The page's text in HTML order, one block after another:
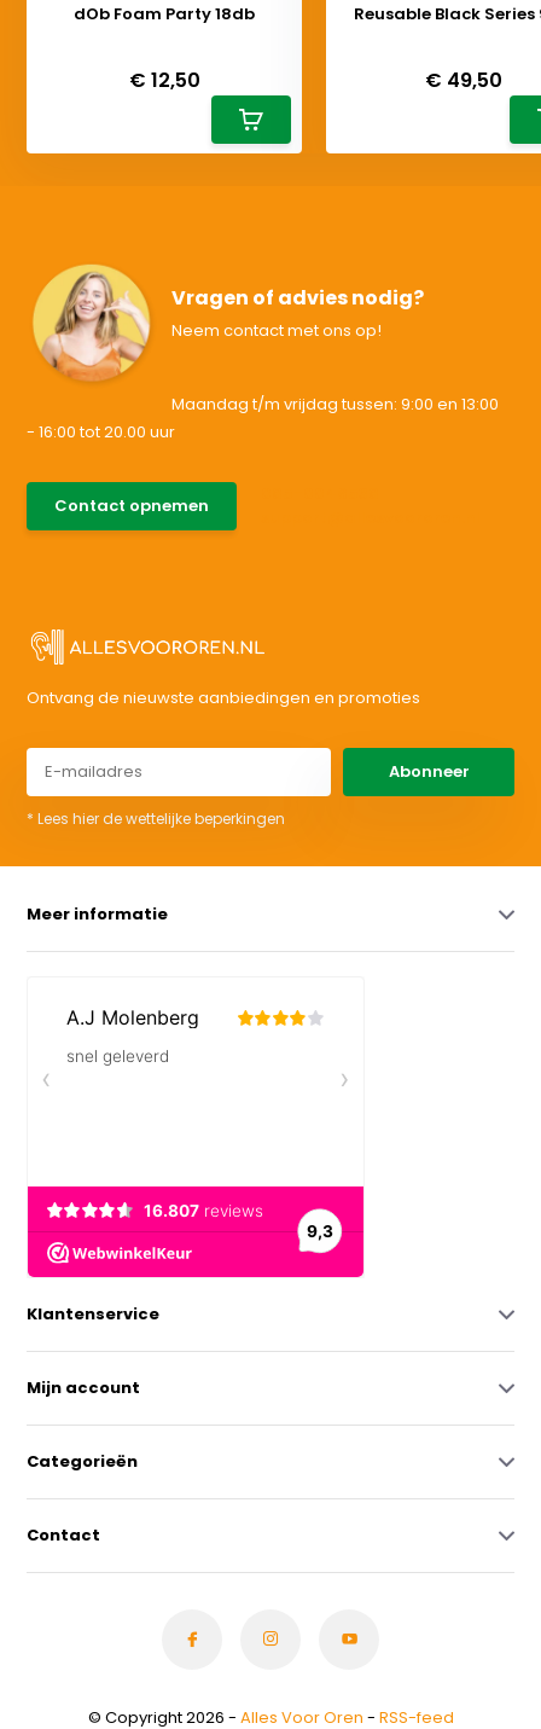
dOb Foam Party 18db
€ 12,50
Reusable Black
€ 49,50
Vragen of advies nodig?
Neem contact met ons op!
Maandag t/m vrijdag tussen: 9:00 en 13:00
- 16:00 tot 20.00 uur
Contact opnemen
Ontvang de nieuwste aanbiedingen en promoties
Abonneer
* Lees hier de wettelijke beperkingen
Meer informatie
Klantenservice
Mijn account
Categorieën
Contact
© Copyright 2026 - Alles Voor Oren - RSS-feed